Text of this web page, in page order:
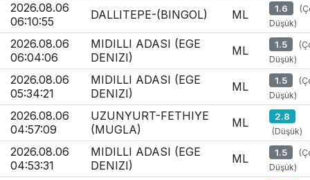
2026.08.06
06:10:55
DALLITEPE-(BINGOL) ML 1.6
Düşük)
2026.08.06
06:04:06
MIDILLI ADASI (EGE
DENIZI)
ML 1.5
Düşük)
2026.08.06
05:34:21
MIDILLI ADASI (EGE
DENIZI)
ML 1.5
Düşük)
2026.08.06
04:57:09
UZUNYURT-FETHIYE
(MUGLA)
ML 2.8
(Düşük)
2026.08.06
04:53:31
MIDILLI ADASI (EGE
DENIZI)
ML 1.5
Düşük)